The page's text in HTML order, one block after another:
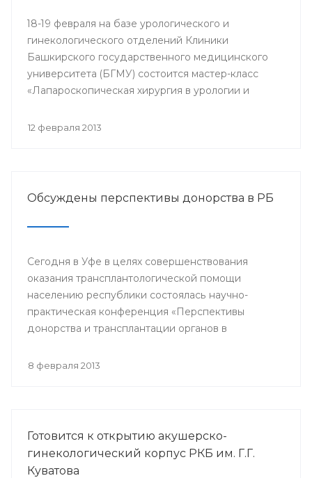
18-19 февраля на базе урологического и
гинекологического отделений Клиники
Башкирского государственного медицинского
университета (БГМУ) состоится мастер-класс
«Лапароскопическая хирургия в урологии и
врачи урологи, хирурги, онкологи республики, а
12 февраля 2013
Обсуждены перспективы донорства в РБ
Сегодня в Уфе в целях совершенствования
оказания трансплантологической помощи
населению республики состоялась научно-
практическая конференция «Перспективы
донорства и трансплантации органов в
8 февраля 2013
Готовится к открытию акушерско-
гинекологический корпус РКБ им. Г.Г.
Куватова